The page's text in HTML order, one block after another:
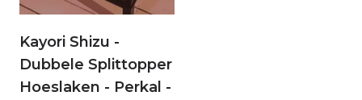
Kayori Shizu -
Dubbele Splittopper
Hoeslaken - Perkal -